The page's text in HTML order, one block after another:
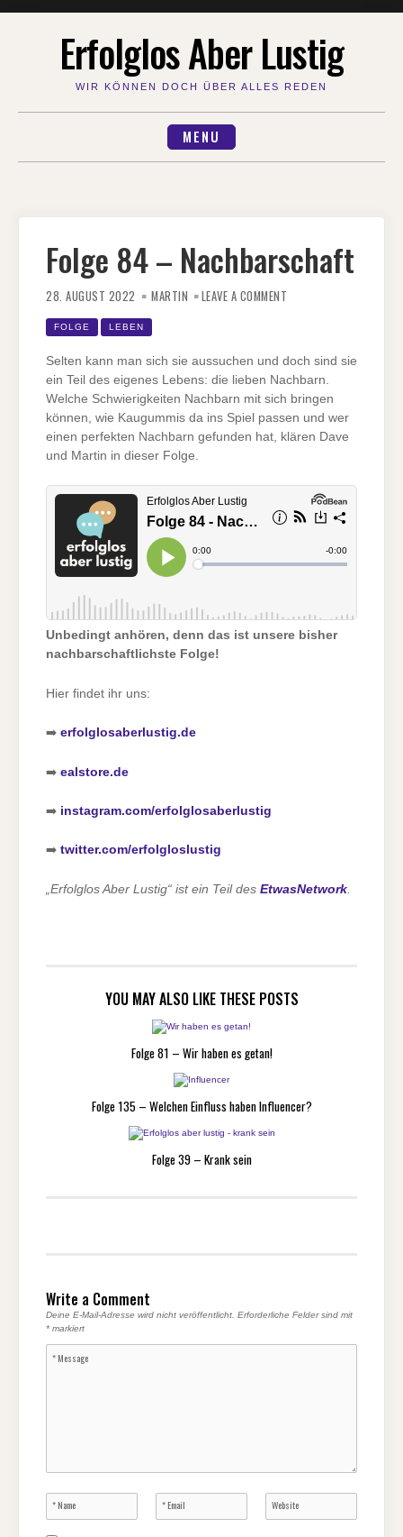
Erfolglos Aber Lustig
WIR KÖNNEN DOCH ÜBER ALLES REDEN
MENU
Folge 84 – Nachbarschaft
28. AUGUST 2022 MARTIN LEAVE A COMMENT
FOLGE LEBEN
Selten kann man sich sie aussuchen und doch sind sie
ein Teil des eigenes Lebens: die lieben Nachbarn.
Welche Schwierigkeiten Nachbarn mit sich bringen
können, wie Kaugummis da ins Spiel passen und wer
einen perfekten Nachbarn gefunden hat, klären Dave
und Martin in dieser Folge.
Unbedingt anhören, denn das ist unsere bisher
nachbarschaftlichste Folge!
Hier findet ihr uns:
➡️ erfolglosaberlustig.de
➡️ ealstore.de
➡️ instagram.com/erfolglosaberlustig
➡️ twitter.com/erfolgloslustig
„Erfolglos Aber Lustig“ ist ein Teil des EtwasNetwork
YOU MAY ALSO LIKE THESE POSTS
Folge 81 – Wir haben es getan!
Folge 135 – Welchen Einfluss haben Influencer?
Folge 39 – Krank sein
Write a Comment
Deine E-Mail-Adresse wird nicht veröffentlicht. Erforderliche Felder sind mit
* markiert